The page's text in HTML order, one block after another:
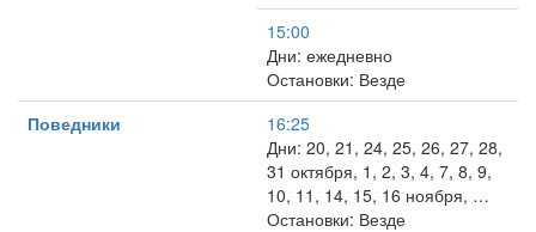
15:00
Дни: ежедневно
Остановки: Везде
Поведники
16:25
Дни: 20, 21, 24, 25, 26, 27, 28,
31 октября, 1, 2, 3, 4, 7, 8, 9,
10, 11, 14, 15, 16 ноября, …
Остановки: Везде